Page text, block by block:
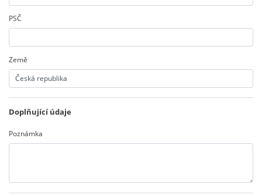
PSČ
Země
Doplňující údaje
Poznámka